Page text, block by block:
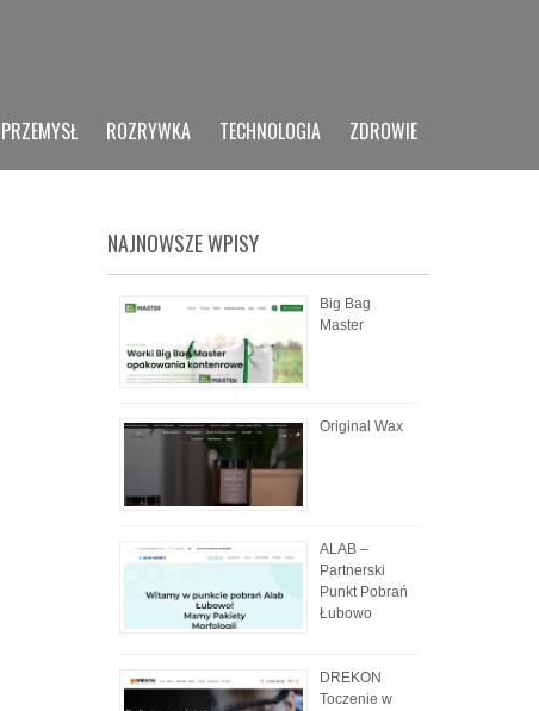
PRZEMYSŁ ROZRYWKA TECHNOLOGIA ZDROWIE
NAJNOWSZE WPISY
Big Bag
Master
Original Wax
ALAB –
Partnerski
Punkt Pobrań
Łubowo
DREKON
Toczenie w